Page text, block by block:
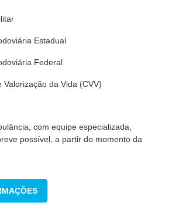
Estadual
Federal
Valorização da Vida (CVV)
com equipe especializada,
possível, a partir do momento da